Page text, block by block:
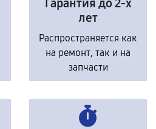
Гарантия до 2-х
лет
Распространяется как
на ремонт, так и на
запчасти